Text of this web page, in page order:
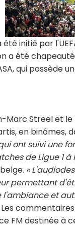
initié par
a été
qui possède
Marc Streel et
en binômes,
ont suivi une
de Ligue 1 à
«
permettant
et
FM destinée à